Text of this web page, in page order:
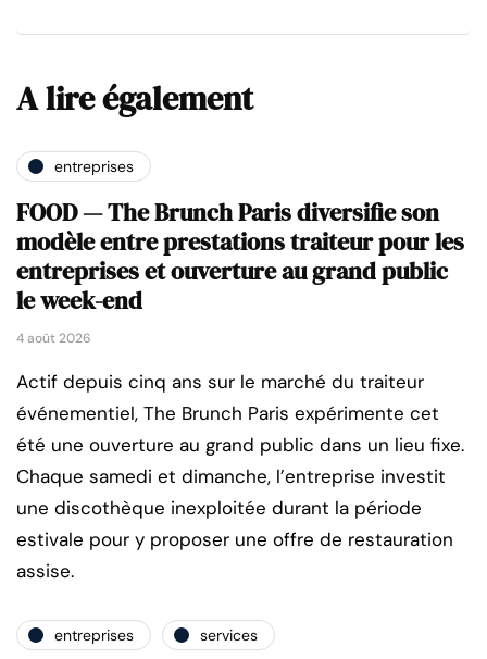
A lire également
entreprises
FOOD — The Brunch Paris diversifie son
modèle entre prestations traiteur pour les
entreprises et ouverture au grand public
le week-end
4 août 2026
Actif depuis cinq ans sur le marché du traiteur
événementiel, The Brunch Paris expérimente cet
été une ouverture au grand public dans un lieu fixe.
Chaque samedi et dimanche, l’entreprise investit
une discothèque inexploitée durant la période
estivale pour y proposer une offre de restauration
assise.
entreprises services